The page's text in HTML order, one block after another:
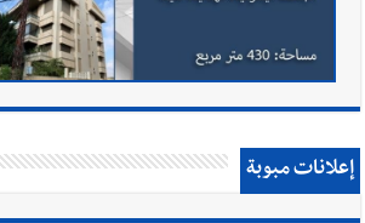
إعلانات مبوبة